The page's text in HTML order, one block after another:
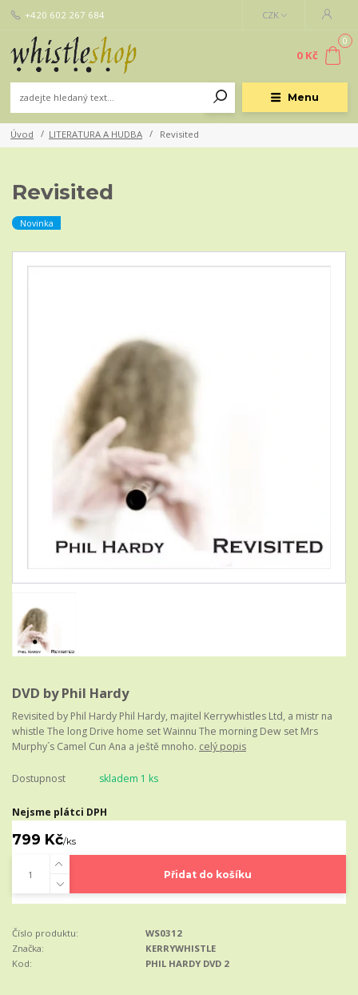
Menu
CZK
+420 602 267 684
0
0 Kč
Úvod LITERATURA A HUDBA Revisited
Revisited
Novinka
DVD by Phil Hardy
Revisited by Phil Hardy Phil Hardy, majitel Kerrywhistles Ltd, a mistr na
whistle The long Drive home set Wainnu The morning Dew set Mrs
Murphy´s Camel Cun Ana a ještě mnoho. celý popis
Dostupnost skladem 1 ks
Nejsme plátci DPH
799 Kč/ks
Přidat do košíku
Číslo produktu:
WS0312
Značka:
KERRYWHISTLE
Kod:
PHIL HARDY DVD 2